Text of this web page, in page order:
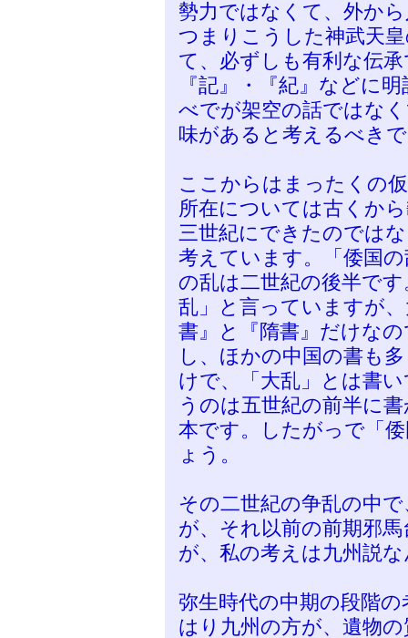
勢力ではなくて、外か
つまりこうした神武天
て、必ずしも有利な伝
『記』・『紀』などに
べでが架空の話ではな
味があると考えるべき
ここからはまったくの
所在については古くか
三世紀にできたのでは
考えています。「倭国
の乱は二世紀の後半で
乱」と言っていますが
書』と『隋書』だけな
し、ほかの中国の書も
けで、「大乱」とは書
うのは五世紀の前半に
本です。したがっで「
ょう。
その二世紀の争乱の中
が、それ以前の前期邪
が、私の考えは九州説
弥生時代の中期の段階
はり九州の方が、遺物